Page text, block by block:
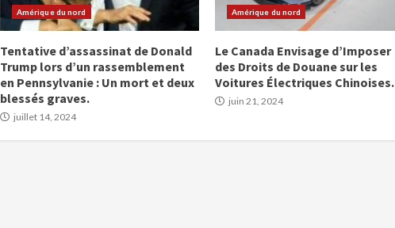
Amérique du nord
Tentative d’assassinat de Donald
Trump lors d’un rassemblement
en Pennsylvanie : Un mort et deux
blessés graves.
juillet 14, 2024
Amérique du nord
Le Canada Envisage d’Imposer
des Droits de Douane sur les
Voitures Électriques Chinoises.
juin 21, 2024